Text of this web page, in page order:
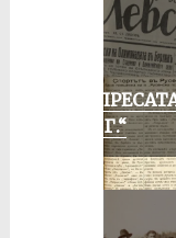
ОТ
1935 Г.“